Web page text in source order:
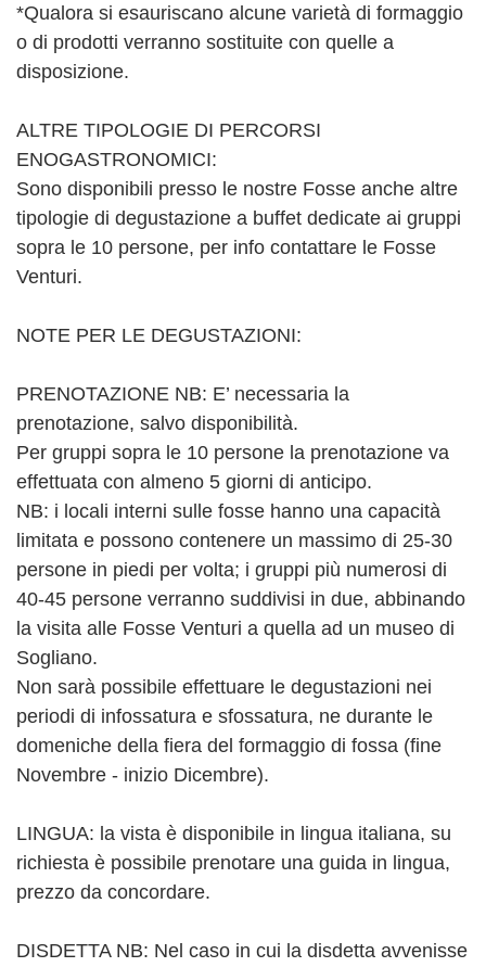
*Qualora si esauriscano alcune varietà di formaggio
o di prodotti verranno sostituite con quelle a
disposizione.
ALTRE TIPOLOGIE DI PERCORSI
ENOGASTRONOMICI:
Sono disponibili presso le nostre Fosse anche altre
tipologie di degustazione a buffet dedicate ai gruppi
sopra le 10 persone, per info contattare le Fosse
Venturi.
NOTE PER LE DEGUSTAZIONI:
PRENOTAZIONE NB: E’ necessaria la
prenotazione, salvo disponibilità.
Per gruppi sopra le 10 persone la prenotazione va
effettuata con almeno 5 giorni di anticipo.
NB: i locali interni sulle fosse hanno una capacità
limitata e possono contenere un massimo di 25-30
persone in piedi per volta; i gruppi più numerosi di
40-45 persone verranno suddivisi in due, abbinando
la visita alle Fosse Venturi a quella ad un museo di
Sogliano.
Non sarà possibile effettuare le degustazioni nei
periodi di infossatura e sfossatura, ne durante le
domeniche della fiera del formaggio di fossa (fine
Novembre - inizio Dicembre).
LINGUA: la vista è disponibile in lingua italiana, su
richiesta è possibile prenotare una guida in lingua,
prezzo da concordare.
DISDETTA NB: Nel caso in cui la disdetta avvenisse